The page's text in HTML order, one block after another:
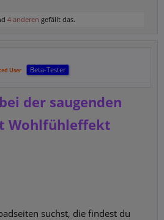
4 anderen gefällt das.
User Beta-Tester
der saugenden
Wohlfühleffekt
suchst, die findest du